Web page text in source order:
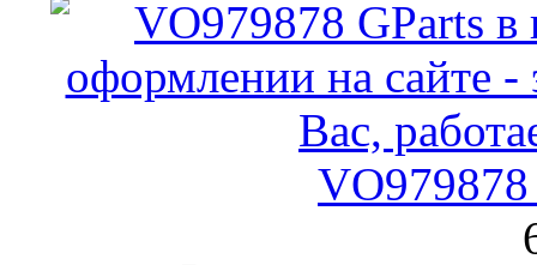
VO979878